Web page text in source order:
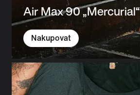
Air Max 90 „Mercurial“
Nakupovat